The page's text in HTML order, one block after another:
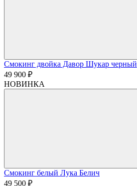
Смокинг двойка Давор Шукар черный
49 900 ₽
НОВИНКА
Смокинг белый Лука Белич
49 500 ₽